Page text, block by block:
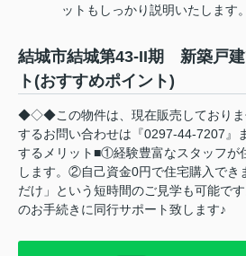
ットもしっかり説明いたします。
結城市結城第43-II期 新築戸
ト(おすすめポイント)
◆◇◆この物件は、現在販売しており
するお問い合わせは『0297-44-7207』
するメリット■①経験豊富なスタッフが
します。②自己資金0円で住宅購入で
だけ」という短時間のご見学も可能で
のお手続きに同行サポート致します♪